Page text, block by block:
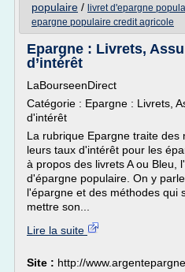
populaire / livret d'epargne
epargne populaire credit agricole
Epargne : Livrets,
d’intérêt
LaBourseenDirect
Catégorie : Epargne : Livrets,
d'intérêt
La rubrique Epargne traite des
leurs taux d'intérêt pour les
à propos des livrets A ou Bleu,
d'épargne populaire. On y
l'épargne et des méthodes qui
mettre son...
Lire la suite
Site : http://